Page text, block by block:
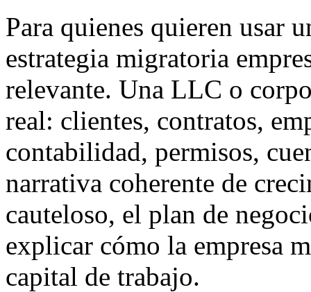
Para quienes quieren usar
estrategia migratoria
relevante. Una LLC o
real: clientes, contratos,
contabilidad, permisos,
narrativa coherente de
cauteloso, el plan de
explicar cómo la empresa
capital de trabajo.